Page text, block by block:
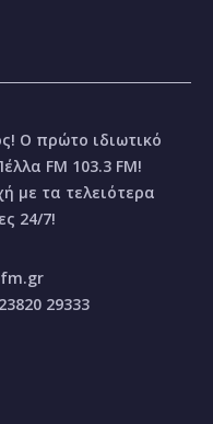
Ο πρώτο ιδιωτικό
FM 103.3 FM!
με τα τελειότερα
24/7!
29333